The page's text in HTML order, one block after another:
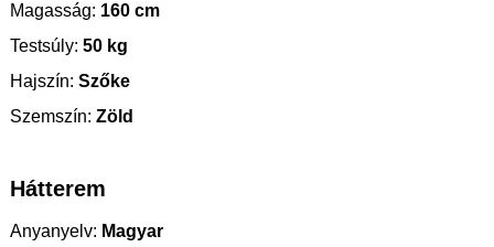
Magasság: 160 cm
Testsúly: 50 kg
Hajszín: Szőke
Szemszín: Zöld
Hátterem
Anyanyelv: Magyar